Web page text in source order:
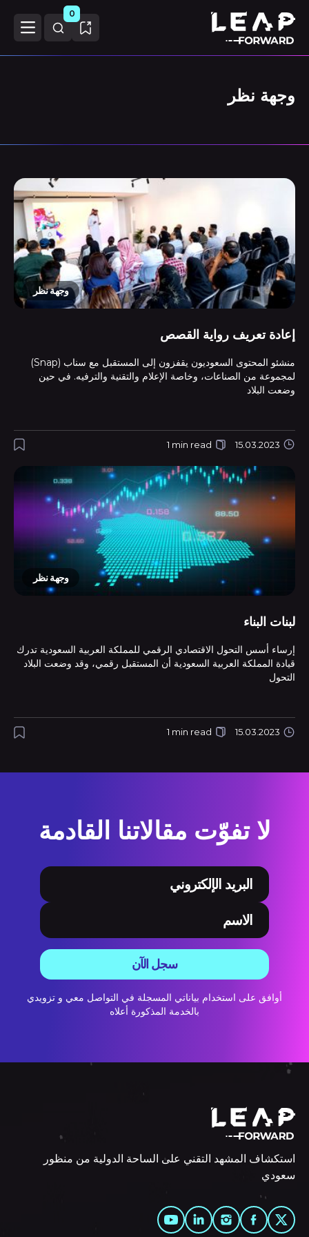
0
وجهة نظر
وجهة نظر
إعادة تعريف رواية القصص
منشئو المحتوى السعوديون يقفزون إلى المستقبل مع سناب (Snap)
لمجموعة من الصناعات، وخاصة الإعلام والتقنية والترفيه. في حين
وضعت البلاد
15.03.2023
1 min read
وجهة نظر
لبنات البناء
إرساء أسس التحول الاقتصادي الرقمي للمملكة العربية السعودية تدرك
قيادة المملكة العربية السعودية أن المستقبل رقمي، وقد وضعت البلاد
التحول
15.03.2023
1 min read
لا تفوّت مقالاتنا القادمة
سجل الآن
أوافق على استخدام بياناتي المسجلة في التواصل معي و تزويدي
بالخدمة المذكورة أعلاه
استكشاف المشهد التقني على الساحة الدولية من منظور
سعودي